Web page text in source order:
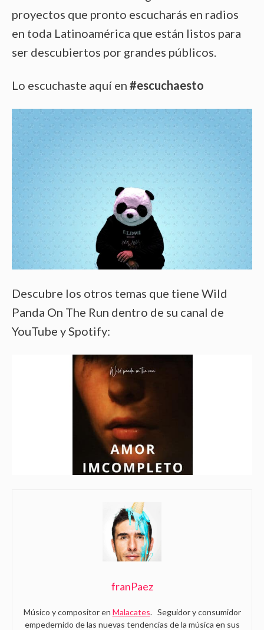
proyectos que pronto escucharás en radios
en toda Latinoamérica que están listos para
ser descubiertos por grandes públicos.
Lo escuchaste aquí en #escuchaesto
Descubre los otros temas que tiene Wild
Panda On The Run dentro de su canal de
YouTube y Spotify:
franPaez
Músico y compositor en Malacates. Seguidor y consumidor
empedernido de las nuevas tendencias de la música en sus